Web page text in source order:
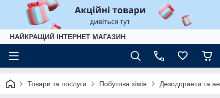
НАЙКРАЩИЙ ІНТЕРНЕТ МАГАЗИН
Товари та послуги Побутова хімія Дезодоранти та